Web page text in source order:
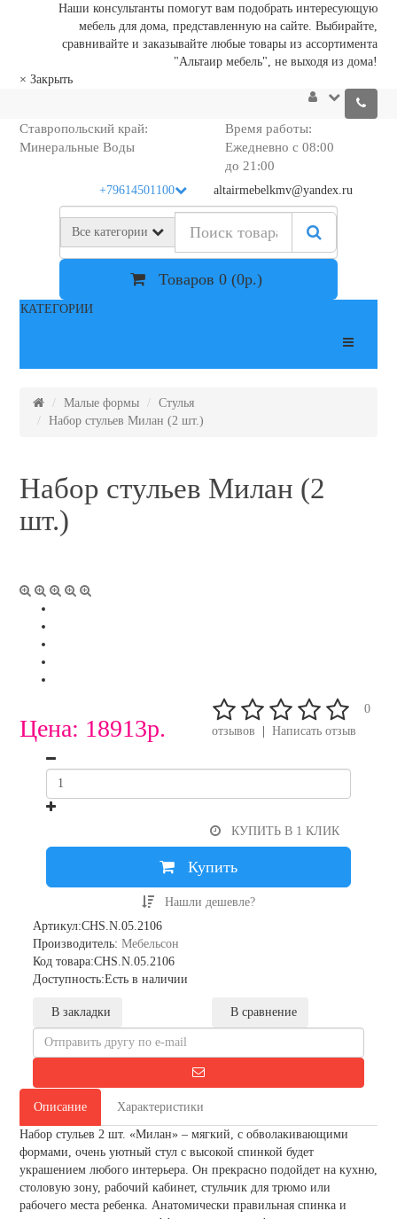
Наши консультанты помогут вам подобрать интересующую
мебель для дома, представленную на сайте. Выбирайте,
сравнивайте и заказывайте любые товары из ассортимента
"Альтаир мебель", не выходя из дома!
× Закрыть
Ставропольский край:
Минеральные Воды
Время работы:
Ежедневно с 08:00
до 21:00
+79614501100 altairmebelkmv@yandex.ru
Все категории
Товаров 0 (0р.)
КАТЕГОРИИ
Малые формы
Стулья
Набор стульев Милан (2 шт.)
Набор стульев Милан (2
шт.)
Цена: 18913р.
0
отзывов
Написать отзыв
КУПИТЬ В 1 КЛИК
Купить
Нашли дешевле?
Артикул:CHS.N.05.2106
Производитель: Мебельсон
Код товара:CHS.N.05.2106
Доступность:Есть в наличии
В закладки В сравнение
Описание Характеристики
Набор стульев 2 шт. «Милан» – мягкий, с обволакивающими
формами, очень уютный стул с высокой спинкой будет
украшением любого интерьера. Он прекрасно подойдет на кухню,
столовую зону, рабочий кабинет, стульчик для трюмо или
рабочего места ребенка. Анатомически правильная спинка и